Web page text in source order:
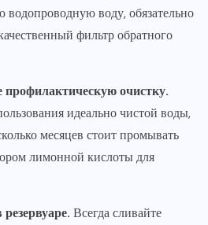
водопроводную воду, обязательно
фильтр обратного
профилактическую очистку.
идеально чистой воды,
месяцев стоит промывать
лимонной кислоты для
Всегда сливайте